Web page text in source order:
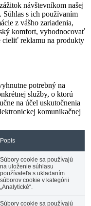
návštevníkom našej
Súhlas s ich používaním
z vášho zariadenia,
komfort, vyhodnocovať
cieliť reklamu na produkty
potrebný na
služby, o ktorú
na účel uskutočnenia
komunikačnej
Popis
Súbory cookie sa používajú
na uloženie súhlasu
používateľa s ukladaním
súborov cookie v kategórii
„Analytické“.
Súbory cookie sa používajú